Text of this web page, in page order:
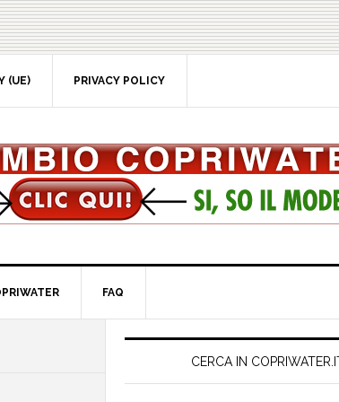
PRIVACY POLICY
FAQ
Primary
SidebarCERCA IN COPRIWATER.IT